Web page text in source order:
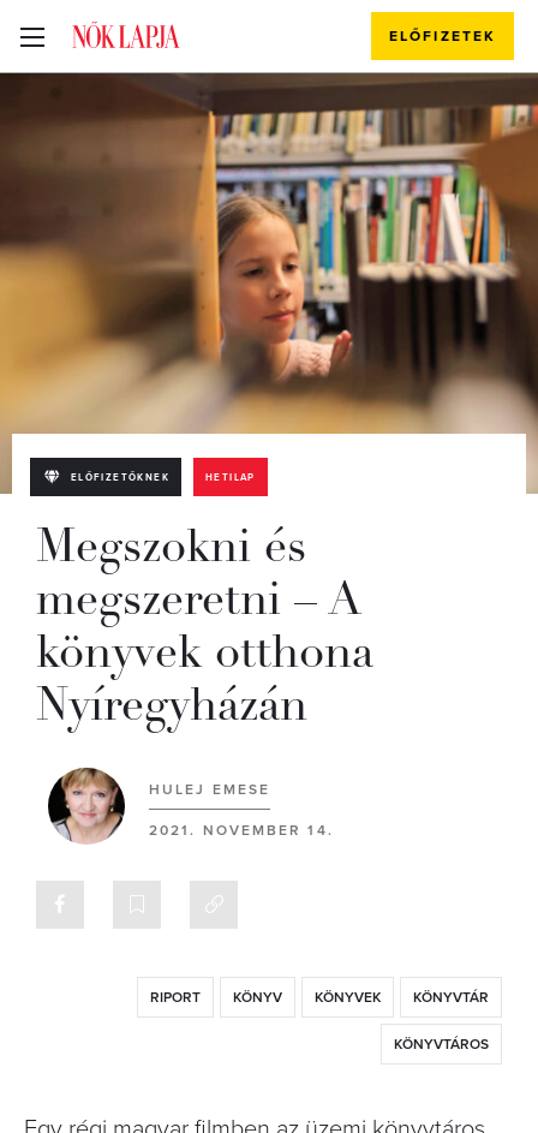
ELŐFIZETEK
ELŐFIZETŐKNEK HETILAP
Megszokni és
megszeretni – A
könyvek otthona
Nyíregyházán
HULEJ EMESE
2021. NOVEMBER 14.
RIPORT KÖNYV KÖNYVEK KÖNYVTÁR
KÖNYVTÁROS